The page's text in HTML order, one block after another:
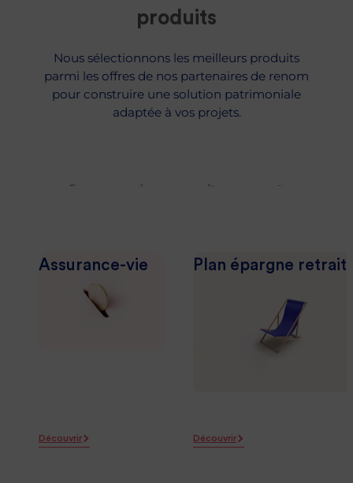
produits
Nous sélectionnons les meilleurs produits
parmi les offres de nos partenaires de renom
pour construire une solution patrimoniale
adaptée à vos projets.
Assurance-vie
Découvrir
Plan épargne
Découvrir